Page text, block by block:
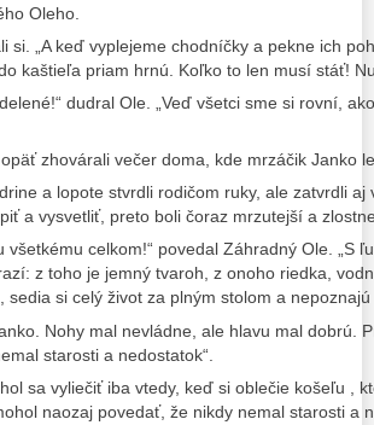
Oleho.
si. „A keď vyplejeme chodníčky a pekne ich
kaštieľa priam hrnú. Koľko to len musí stáť!
dudral Ole. „Veď všetci sme si rovní,
zhovárali večer doma, kde mrzáčik Janko
a lopote stvrdli rodičom ruky, ale zatvrdli
a vysvetliť, preto boli čoraz mrzutejší a
všetkému celkom!“ povedal Záhradný Ole. „S
z toho je jemný tvaroh, z onoho riedka,
sedia si celý život za plným stolom a
Nohy mal nevládne, ale hlavu mal dobrú.
starosti a nedostatok“.
sa vyliečiť iba vtedy, keď si oblečie košeľu ,
naozaj povedať, že nikdy nemal starosti a